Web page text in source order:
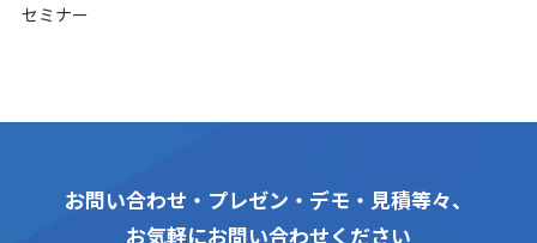
セミナー
お問い合わせ・プレゼン・デモ・見積等々、
お気軽にお問い合わせください